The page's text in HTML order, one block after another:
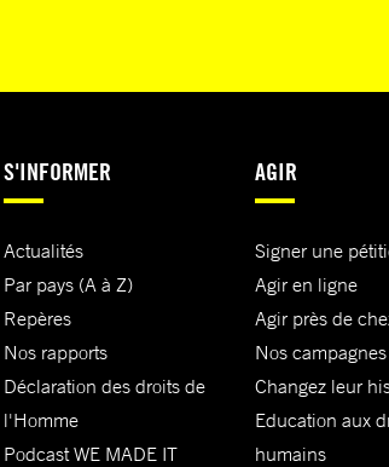
S'INFORMER
Actualités
Par pays (A à Z)
Repères
Nos rapports
Déclaration des droits de
l'Homme
Podcast WE MADE IT
AGIR
Signer une
Agir en ligne
Agir près de
Nos campagnes
Changez leur
Education aux
humains